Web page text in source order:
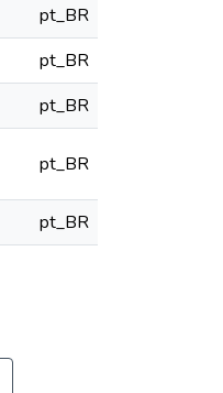
pt_BR
pt_BR
pt_BR
pt_BR
pt_BR